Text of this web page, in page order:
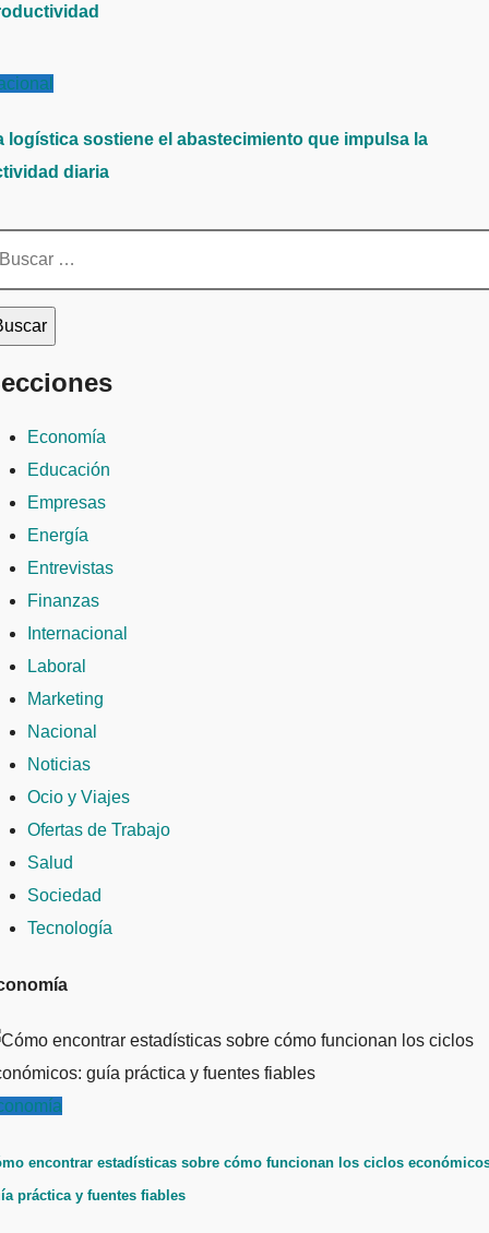
logística sostiene el abastecimiento que impulsa la
diaria
Economía
Educación
Empresas
Energía
Entrevistas
Finanzas
Internacional
Laboral
Marketing
Nacional
Noticias
Ocio y Viajes
Ofertas de Trabajo
Salud
Sociedad
Tecnología
encontrar estadísticas sobre cómo funcionan los ciclos
práctica y fuentes fiables